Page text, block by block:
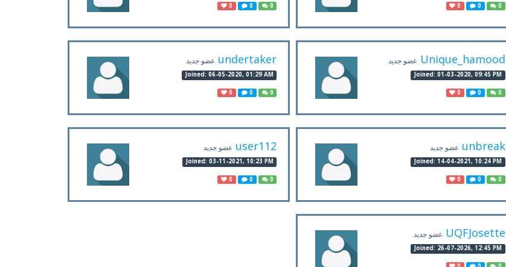
0
0
0
0
0
0
Unique_hamood عضو جديد
Joined: 01-03-2020, 09:45 PM
0
0
0
undertaker عضو جديد
Joined: 06-05-2020, 01:29 AM
0
0
0
unbreak عضو جديد
Joined: 14-04-2021, 10:24 PM
0
0
0
user112 عضو جديد
Joined: 03-11-2021, 10:23 PM
0
0
0
UQFJosette عضو جديد
Joined: 26-07-2026, 12:45 PM